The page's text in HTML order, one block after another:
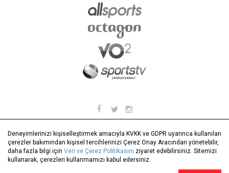
Deneyimlerinizi kişiselleştirmek amacıyla KVKK ve GDPR uyarınca kullanılan
çerezler bakımından kişisel tercihlerinizi Çerez Onay Aracından yönetebilir,
daha fazla bilgi için Veri ve Çerez Politikasınıziyaret edebilirsiniz. Sitemizi
kullanarak, çerezleri kullanmamızı kabul edersiniz.
Deneyimlerinizi kişiselleştirmek amacıyla KVKK ve GDPR uyarınca kullanılan
çerezler bakımından kişisel tercihlerinizi Çerez Onay Aracından yönetebilir,
daha fazla bilgi için Veri ve Çerez Politikasını ziyaret edebilirsiniz. Sitemizi
kullanarak, çerezleri kullanmamızı kabul edersiniz.